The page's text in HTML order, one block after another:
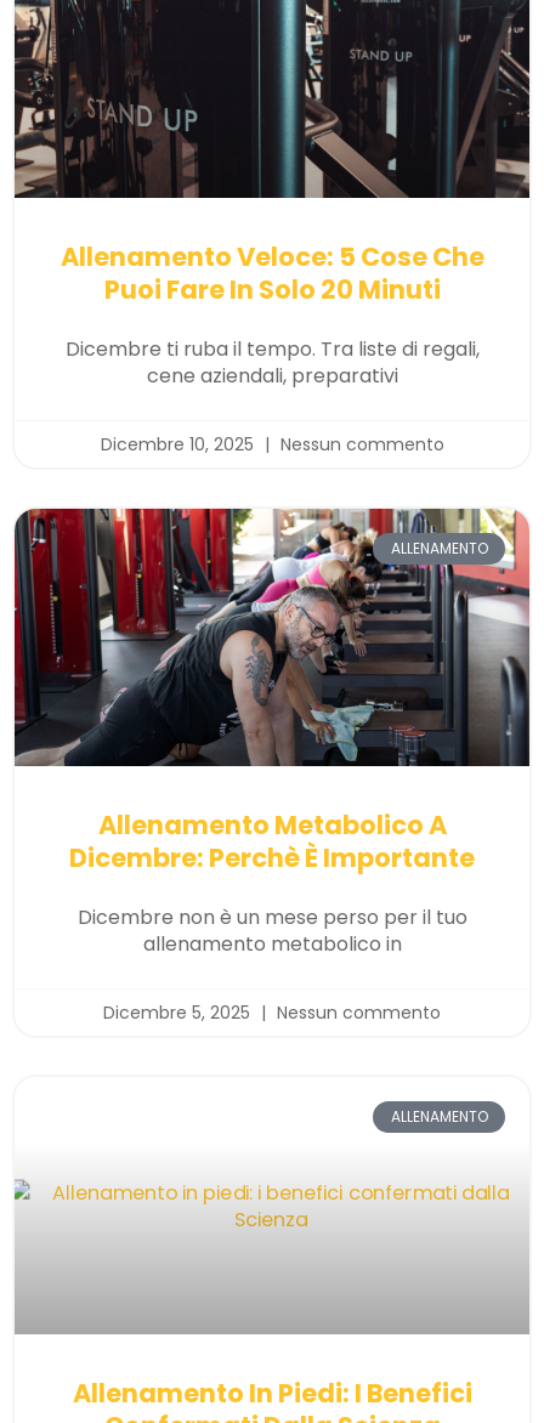
Allenamento Veloce: 5 Cose Che
Puoi Fare In Solo 20 Minuti
Dicembre ti ruba il tempo. Tra liste di regali,
cene aziendali, preparativi
Dicembre 10, 2025 Nessun commento
ALLENAMENTO
Allenamento Metabolico A
Dicembre: Perchè È Importante
Dicembre non è un mese perso per il tuo
allenamento metabolico in
Dicembre 5, 2025 Nessun commento
ALLENAMENTO
Allenamento In Piedi: I Benefici